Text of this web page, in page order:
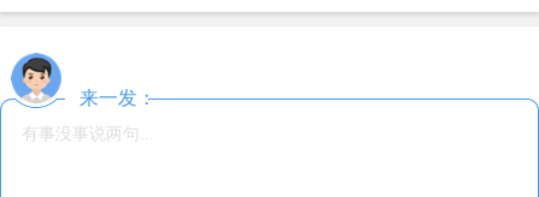
二支半价！
3、喜欢椰子口味星人的福音！！椰子味很浓相对于麦麦前
来一发：